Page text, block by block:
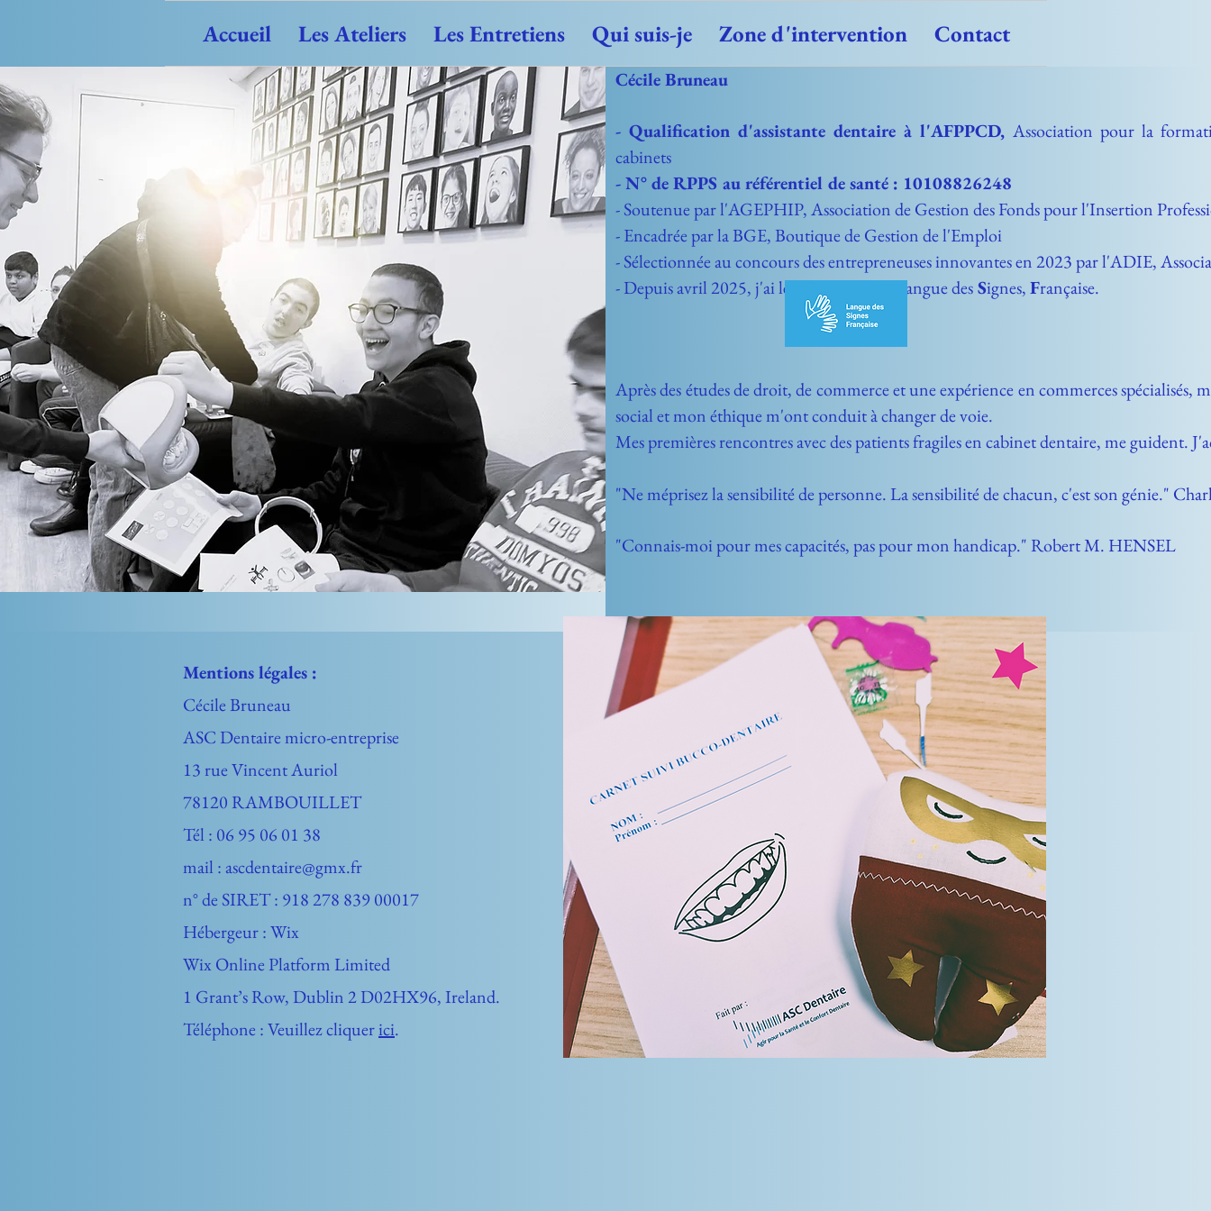
Accueil Les Ateliers Les Entretiens Qui suis-je Zone d'intervention Contact
Cécile Bruneau
- Qualification d'assistante dentaire à l'AFPPCD, Association pour la
cabinets
- N° de RPPS au référentiel de santé : 10108826248
- Soutenue par l'AGEPHIP, Association de Gestion des Fonds pour l'Insertion
- Encadrée par la BGE, Boutique de Gestion de l'Emploi
- Sélectionnée au concours des entrepreneuses innovantes en 2023 par l'ADIE,
- Depuis avril 2025, j'ai leniveau A2enLangue desSignes,Française.
Après des études de droit, de commerce et une expérienceen commerces spécialisés,
social et mon éthique m'ont conduit à changer de voie.
Mes premières rencontres avec des patients fragiles en cabinet dentaire, me guident.
"Ne méprisez la sensibilité de personne. La sensibilité de chacun, c'est son génie."
"Connais-moi pour mes capacités, pas pour mon handicap." Robert M. HENSEL
Mentions légales :
Cécile Bruneau
ASC Dentaire micro-entreprise
13 rue Vincent Auriol
78120 RAMBOUILLET
Tél : 06 95 06 01 38
mail :ascdentaire@gmx.fr
n° de SIRET : 918 278 839 00017
Hébergeur :Wix
Wix Online Platform Limited
1 Grant’s Row, Dublin 2 D02HX96, Ireland.
Téléphone : Veuillez cliquerici.